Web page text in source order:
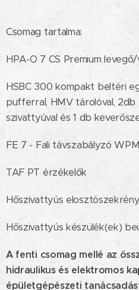
Csomag tartalma:
HPA-O 7 CS Premium
HSBC 300 kompakt beltéri
pufferral, HMV tárolóval,
szivattyúval és 1 db
FE 7 - Fali távszabályzó
TAF PT érzékelők
Hőszivattyús elosztószekrény
Hőszivattyús készülék(ek)
A fenti csomag mellé az
hidraulikus és elektromos
épületgépészeti